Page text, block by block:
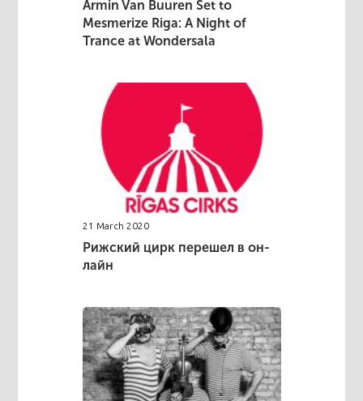
Armin Van Buuren Set to
Mesmerize Riga: A Night of
Trance at Wondersala
21 March 2020
Рижский цирк перешел в он-
лайн